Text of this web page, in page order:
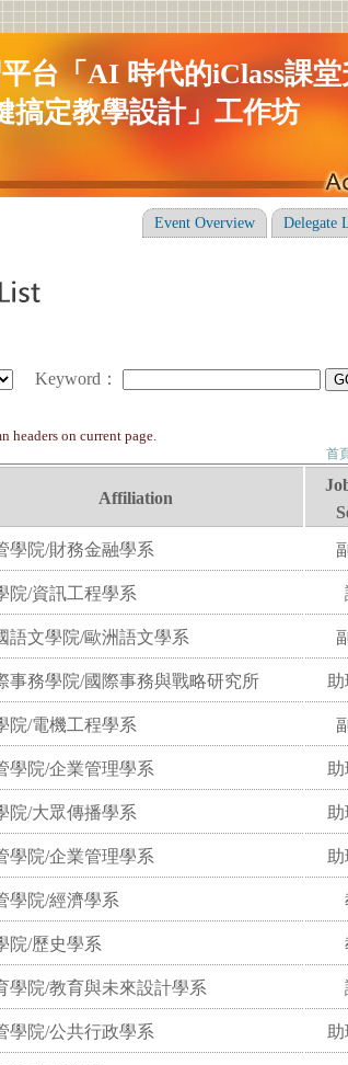
台「AI 時代的iClass課
搞定教學設計」工作坊
Event Overview Delegate
Keyword ：
headers on current page.
首
Affiliation
學院/財務金融學系
院/資訊工程學系
語文學院/歐洲語文學系
事務學院/國際事務與戰略研究所
院/電機工程學系
學院/企業管理學系
院/大眾傳播學系
學院/企業管理學系
學院/經濟學系
院/歷史學系
學院/教育與未來設計學系
學院/公共行政學系